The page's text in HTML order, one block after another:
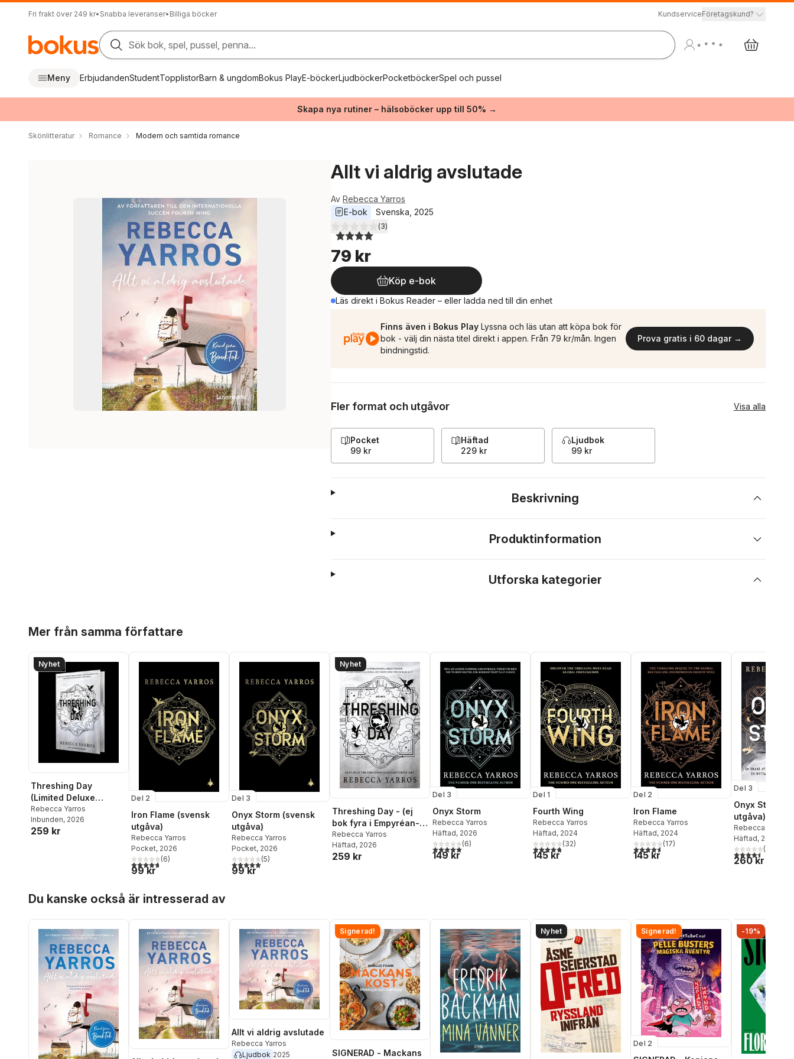
Fri frakt över 249 kr• Snabba leveranser• Billiga böcker KundserviceFöretagskund?
Sök bok, spel, pussel, penna...
Meny ErbjudandenStudentTopplistorBarn & ungdomBokus PlayE-böckerLjudböckerPocketböckerSpel och pussel
Skapa nya rutiner – hälsoböcker upp till 50% →
Skönlitteratur Romance Modern och samtida romance
Allt vi aldrig avslutade
Av Rebecca Yarros
E-bok
Svenska 2025
4,0utav 5 stjärnor. Totalt antal röster:
(3)
79 kr
Köp e-bok
Läs direkt i Bokus Reader – eller ladda ned till din enhet
Finns även i Bokus Play Lyssna och läs utan att köpa bok för
bok - välj din nästa titel direkt i appen. Från 79 kr/mån. Ingen
bindningstid.
Prova gratis i 60 dagar →
Fler format och utgåvor Visa alla
Pocket
99 kr
Häftad
229 kr
Ljudbok
99 kr
Beskrivning
Produktinformation
Utforska kategorier
Mer från samma författare
Nyhet
Threshing Day
(Limited Deluxe
Edition)
Rebecca Yarros
Inbunden, 2026
259 kr
Del 2
Iron Flame (svensk
utgåva)
Rebecca Yarros
Pocket, 2026
4,7utav 5 stjärnor. Totalt antal röster:
(6)
99 kr
Del 3
Onyx Storm (svensk
utgåva)
Rebecca Yarros
Pocket, 2026
5,0utav 5 stjärnor. Totalt antal röster:
(5)
99 kr
Nyhet
Threshing Day - (ej
bok fyra i Empyréan-
serien)
Rebecca Yarros
Häftad, 2026
259 kr
Del 3
Onyx Storm
Rebecca Yarros
Häftad, 2026
5,0utav 5 stjärnor. Totalt antal röster:
(6)
149 kr
Del 1
Fourth Wing
Rebecca Yarros
Häftad, 2024
4,8utav 5 stjärnor. Totalt antal röster:
(32)
145 kr
Del 2
Iron Flame
Rebecca Yarros
Häftad, 2024
4,6utav 5 stjärnor. Totalt antal röster:
(17)
145 kr
Del 3
Onyx Storm
utgåva)
Rebecca Yarros
Häftad, 2025
4,5utav 5(
260 kr
Du kanske också är intresserad av
Allt vi aldrig avslutade
Rebecca Yarros
Ljudbok 2025
Signerad!
SIGNERAD - Mackans
Nyhet Signerad!
Del 2
-19%